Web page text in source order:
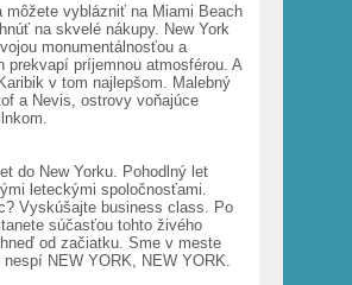
môžete vyblázniť na Miami Beach
na skvelé nákupy. New York
monumentálnosťou a
prekvapí príjemnou atmosférou. A
v tom najlepšom. Malebný
a Nevis, ostrovy voňajúce
do New Yorku. Pohodlný let
leteckými spoločnosťami.
Vyskúšajte business class. Po
súčasťou tohto živého
od začiatku. Sme v meste
nespí NEW YORK, NEW YORK.